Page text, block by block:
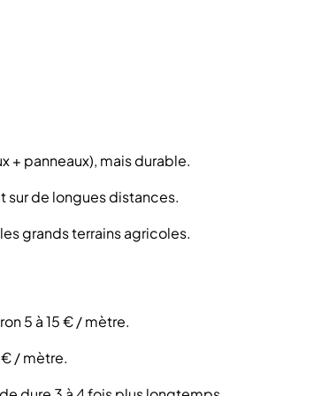
+ panneaux), mais durable.
sur de longues distances.
grands terrains agricoles.
5 à 15 € / mètre.
€ / mètre.